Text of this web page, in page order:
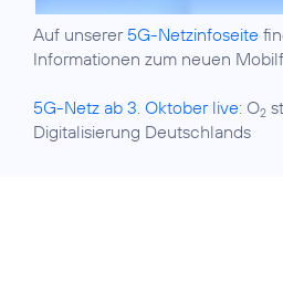
Auf unserer 5G-Netzinfoseite
Informationen zum neuen
5G-Netz ab 3. Oktober live: O2
Digitalisierung Deutschlands